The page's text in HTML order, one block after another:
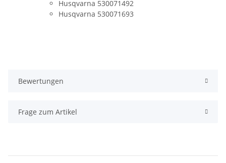
Husqvarna 530071492
Husqvarna 530071693
Bewertungen
Frage zum Artikel